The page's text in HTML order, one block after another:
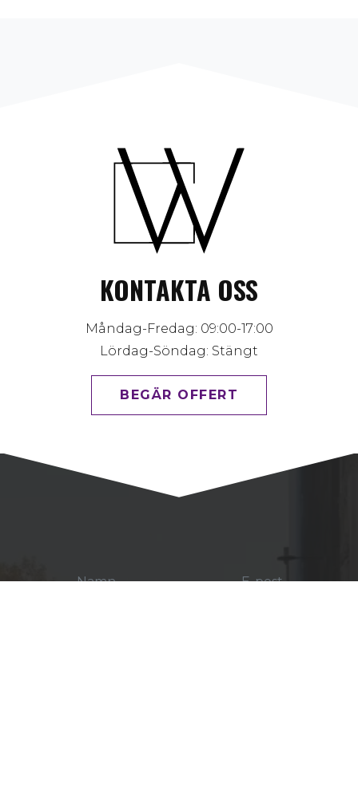
KONTAKTA OSS
Måndag-Fredag: 09:00-17:00
Lördag-Söndag: Stängt
BEGÄR OFFERT